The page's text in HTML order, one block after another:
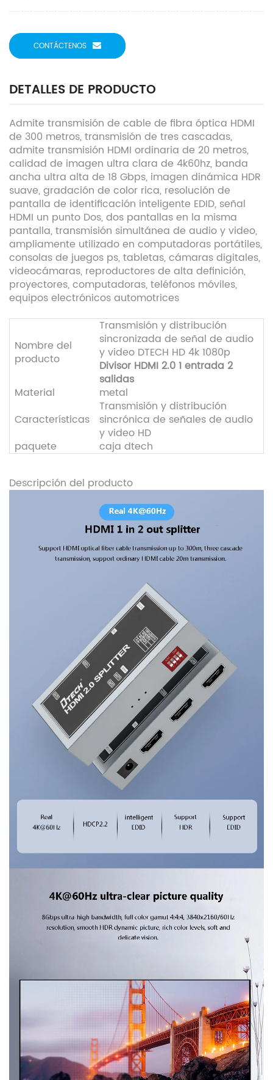
CONTÁCTENOS
DETALLES DE PRODUCTO
Admite transmisión de cable de fibra óptica HDMI
de 300 metros, transmisión de tres cascadas,
admite transmisión HDMI ordinaria de 20 metros,
calidad de imagen ultra clara de 4k60hz, banda
ancha ultra alta de 18 Gbps, imagen dinámica HDR
suave, gradación de color rica, resolución de
pantalla de identificación inteligente EDID, señal
HDMI un punto Dos, dos pantallas en la misma
pantalla, transmisión simultánea de audio y video,
ampliamente utilizado en computadoras portátiles,
consolas de juegos ps, tabletas, cámaras digitales,
videocámaras, reproductores de alta definición,
proyectores, computadoras, teléfonos móviles,
equipos electrónicos automotrices
Nombre del
producto
Transmisión y distribución
sincronizada de señal de audio
y video DTECH HD 4k 1080p
Divisor HDMI 2.0 1 entrada 2
salidas
Material
metal
Características
Transmisión y distribución
sincrónica de señales de audio
y video HD
paquete
caja dtech
Descripción del producto